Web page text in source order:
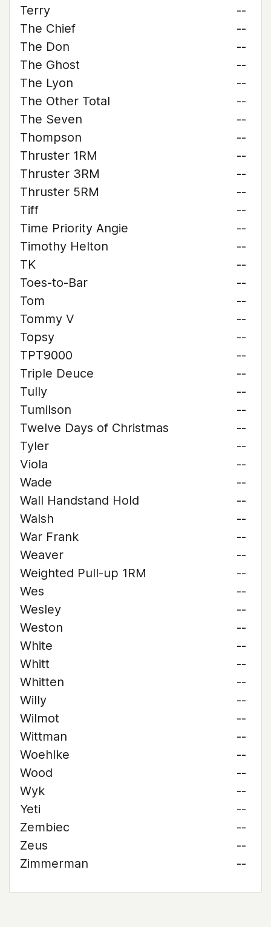
Terry
--
The Chief
--
The Don
--
The Ghost
--
The Lyon
--
The Other Total
--
The Seven
--
Thompson
--
Thruster 1RM
--
Thruster 3RM
--
Thruster 5RM
--
Tiff
--
Time Priority Angie
--
Timothy Helton
--
TK
--
Toes-to-Bar
--
Tom
--
Tommy V
--
Topsy
--
TPT9000
--
Triple Deuce
--
Tully
--
Tumilson
--
Twelve Days of Christmas
--
Tyler
--
Viola
--
Wade
--
Wall Handstand Hold
--
Walsh
--
War Frank
--
Weaver
--
Weighted Pull-up 1RM
--
Wes
--
Wesley
--
Weston
--
White
--
Whitt
--
Whitten
--
Willy
--
Wilmot
--
Wittman
--
Woehlke
--
Wood
--
Wyk
--
Yeti
--
Zembiec
--
Zeus
--
Zimmerman
--